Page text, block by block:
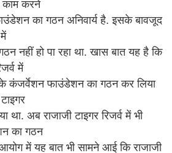
करने
का गठन अनिवार्य है. इसके बावजूद
नहीं हो पा रहा था. खास बात यह है कि
में
कंजर्वेशन फाउंडेशन का गठन कर लिया
था. अब राजाजी टाइगर रिजर्व में भी
का गठन
में यह बात भी सामने आई कि राजाजी